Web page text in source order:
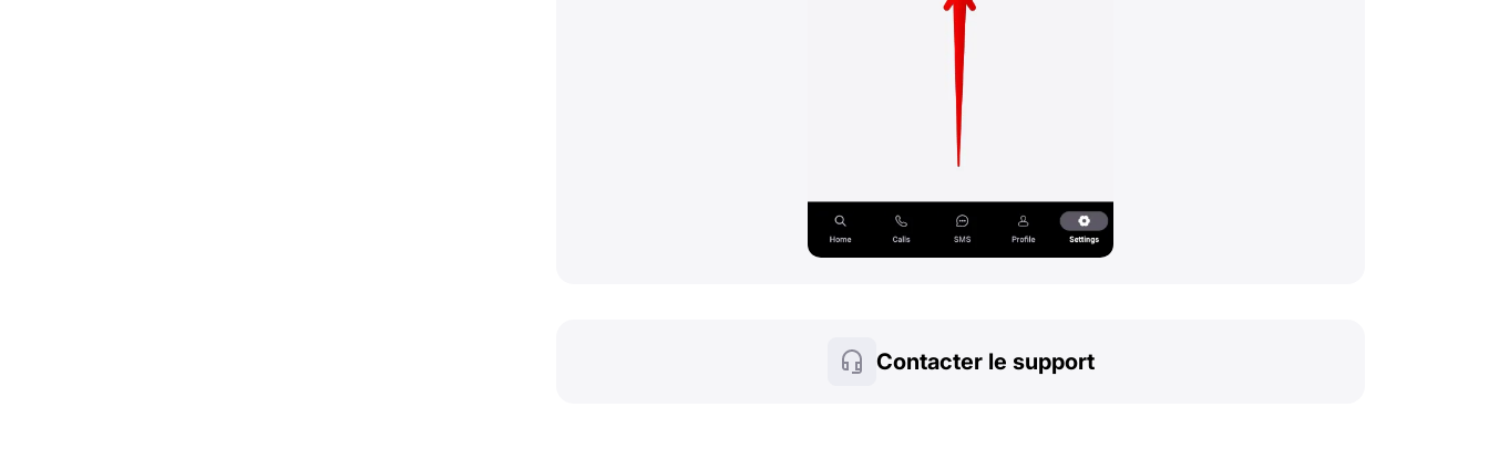
Contacter le support